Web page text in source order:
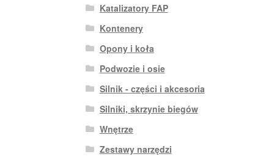
Katalizatory FAP
Kontenery
Opony i koła
Podwozie i osie
Silnik - części i akcesoria
Silniki, skrzynie biegów
Wnętrze
Zestawy narzędzi